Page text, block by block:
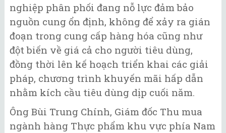
nghiệp phân phối đang nỗ lực đảm bảo
nguồn cung ổn định, không để xảy ra gián
đoạn trong cung cấp hàng hóa cũng như
đột biến về giá cả cho người tiêu dùng,
đồng thời lên kế hoạch triển khai các giải
pháp, chương trình khuyến mãi hấp dẫn
nhằm kích cầu tiêu dùng dịp cuối năm.
Ông Bùi Trung Chính, Giám đốc Thu mua
ngành hàng Thực phẩm khu vực phía Nam